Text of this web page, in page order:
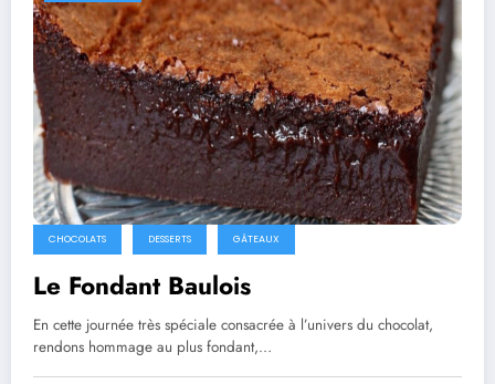
CHOCOLATS DESSERTS GÂTEAUX
Le Fondant Baulois
En cette journée très spéciale consacrée à l’univers du chocolat,
rendons hommage au plus fondant,…